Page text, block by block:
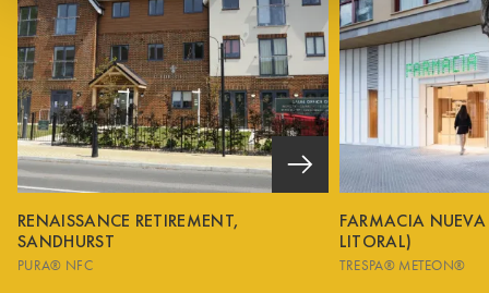
RENAISSANCE RETIREMENT,
SANDHURST
PURA® NFC
FARMACIA
LITORAL)
TRESPA® METEON®